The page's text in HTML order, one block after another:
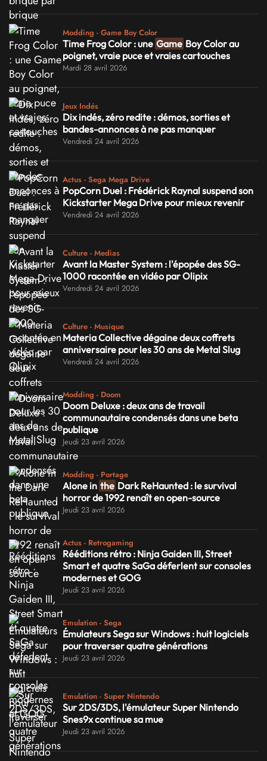
Modding - Game Boy Color
Time Frog Color : une Game Boy Color au
poignet, vraie puce et vraies cartouches
Mardi 28 avril 2026
Jeux Indés
Dix indés, zéro redite : démos, sorties et
bandes-annonces à ne pas manquer
Vendredi 24 avril 2026
Actus - Sega Mega Drive
PopCorn Duel : Frédérick Raynal suspend son
Kickstarter Mega Drive pour mieux revenir
Vendredi 24 avril 2026
Culture - Medias
Avant la Master System : l'épopée des SG-
1000 racontée en vidéo par Olipix
Vendredi 24 avril 2026
Culture - Musique
Materia Collective dégaine deux coffrets
anniversaire pour les 30 ans de Metal Slug
Vendredi 24 avril 2026
Modding - Doom
Doom Deluxe : deux ans de travail
communautaire condensés dans une beta
publique
Jeudi 23 avril 2026
Modding - Portage
Alone in the Dark ReHaunted : le survival
horror de 1992 renaît en open-source
Jeudi 23 avril 2026
Actus - Retrogaming
Rééditions rétro : Ninja Gaiden III, Street
Smart et quatre SaGa déferlent sur consoles
modernes et GOG
Jeudi 23 avril 2026
Emulation - Sega
Émulateurs Sega sur Windows : huit logiciels
pour traverser quatre générations
Jeudi 23 avril 2026
Emulation - Super Nintendo
Sur 2DS/3DS, l'émulateur Super Nintendo
Snes9x continue sa mue
Jeudi 23 avril 2026